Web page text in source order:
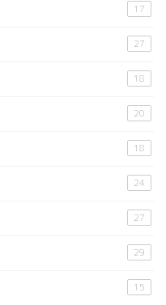
17
27
18
20
18
24
27
29
15